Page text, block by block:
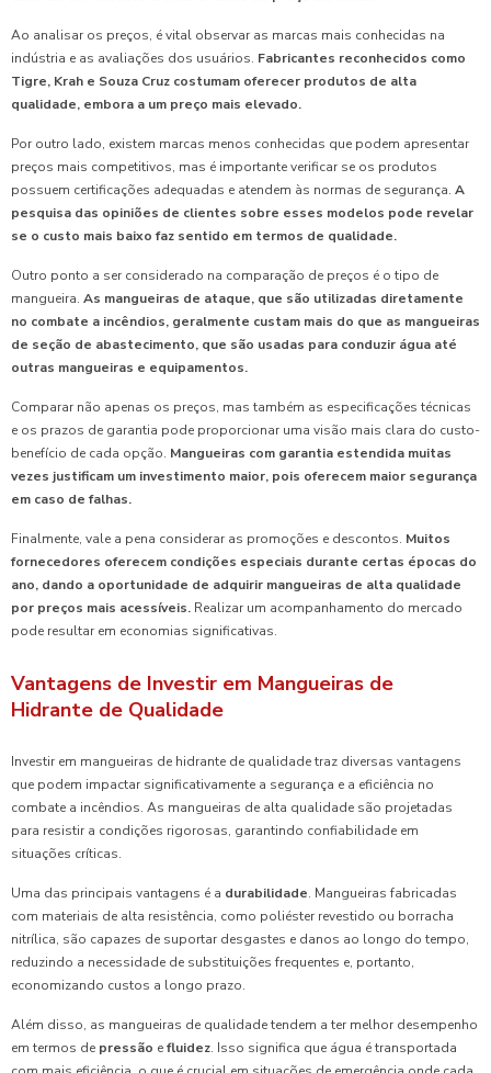
Ao analisar os preços, é vital observar as marcas mais conhecidas na
indústria e as avaliações dos usuários. Fabricantes reconhecidos como
Tigre, Krah e Souza Cruz costumam oferecer produtos de alta
qualidade, embora a um preço mais elevado.
Por outro lado, existem marcas menos conhecidas que podem apresentar
preços mais competitivos, mas é importante verificar se os produtos
possuem certificações adequadas e atendem às normas de segurança. A
pesquisa das opiniões de clientes sobre esses modelos pode revelar
se o custo mais baixo faz sentido em termos de qualidade.
Outro ponto a ser considerado na comparação de preços é o tipo de
mangueira. As mangueiras de ataque, que são utilizadas diretamente
no combate a incêndios, geralmente custam mais do que as mangueiras
de seção de abastecimento, que são usadas para conduzir água até
outras mangueiras e equipamentos.
Comparar não apenas os preços, mas também as especificações técnicas
e os prazos de garantia pode proporcionar uma visão mais clara do custo-
benefício de cada opção. Mangueiras com garantia estendida muitas
vezes justificam um investimento maior, pois oferecem maior segurança
em caso de falhas.
Finalmente, vale a pena considerar as promoções e descontos. Muitos
fornecedores oferecem condições especiais durante certas épocas do
ano, dando a oportunidade de adquirir mangueiras de alta qualidade
por preços mais acessíveis. Realizar um acompanhamento do mercado
pode resultar em economias significativas.
Vantagens de Investir em Mangueiras de
Hidrante de Qualidade
Investir em mangueiras de hidrante de qualidade traz diversas vantagens
que podem impactar significativamente a segurança e a eficiência no
combate a incêndios. As mangueiras de alta qualidade são projetadas
para resistir a condições rigorosas, garantindo confiabilidade em
situações críticas.
Uma das principais vantagens é a durabilidade. Mangueiras fabricadas
com materiais de alta resistência, como poliéster revestido ou borracha
nitrílica, são capazes de suportar desgastes e danos ao longo do tempo,
reduzindo a necessidade de substituições frequentes e, portanto,
economizando custos a longo prazo.
Além disso, as mangueiras de qualidade tendem a ter melhor desempenho
em termos de pressão efluidez. Isso significa que água é transportada